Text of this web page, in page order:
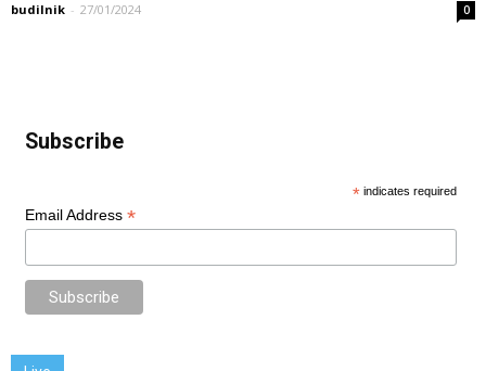
budilnik - 27/01/2024 0
Subscribe
* indicates required
Email Address *